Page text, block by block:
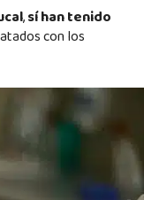
,sí han tenido
con los